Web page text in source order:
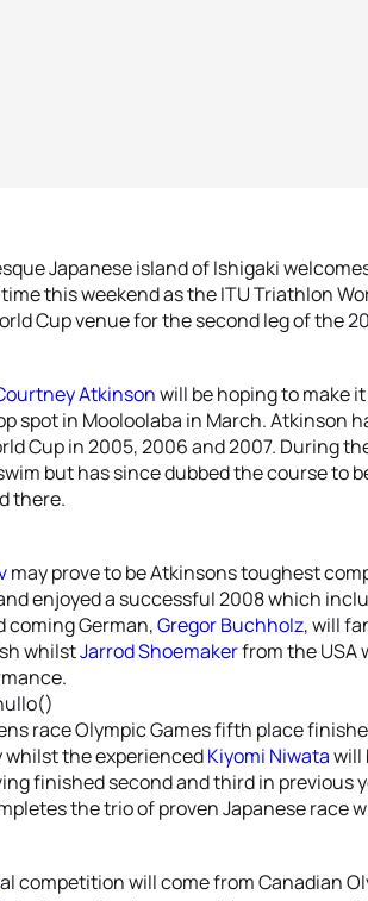
Japanese island of Ishigaki
this weekend as the ITU Triathlon
Cup venue for the second leg of the
Atkinsonwill be hoping to make
spot in Mooloolaba in March. Atkinson
Cup in 2005, 2006 and 2007. During
but has since dubbed the course to
there.
may prove to be Atkinsons toughest
enjoyed a successful 2008 which
coming German,Gregor Buchholz, will
whilstJarrod Shoemakerfrom the USA
race Olympic Games fifth place
the experiencedKiyomi Niwatawill
finished second and third in previous
the trio of proven Japanese race
competition will come from Canadian